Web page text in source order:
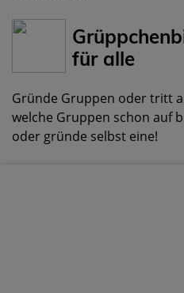
für alle
Gründe Gruppen oder tritt
welche Gruppen schon auf
oder gründe selbst eine!